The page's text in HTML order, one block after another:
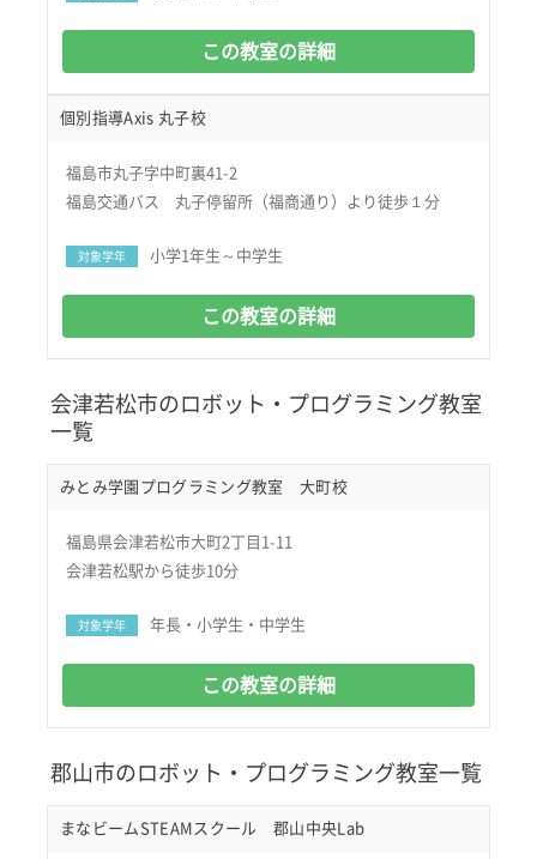
この教室の詳細
個別指導Axis 丸子校
福島市丸子字中町裏41-2
福島交通バス 丸子停留所（福商通り）より徒歩１分
対象学年 小学1年生～中学生
この教室の詳細
会津若松市のロボット・プログラミング教室
一覧
みとみ学園プログラミング教室 大町校
福島県会津若松市大町2丁目1-11
会津若松駅から徒歩10分
対象学年 年長・小学生・中学生
この教室の詳細
郡山市のロボット・プログラミング教室一覧
まなビームSTEAMスクール 郡山中央Lab